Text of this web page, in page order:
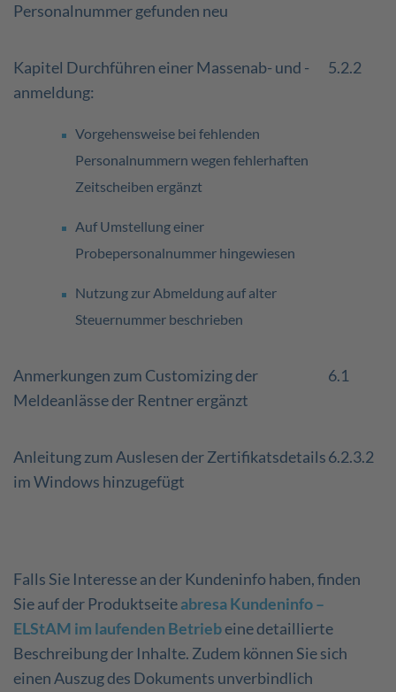
Personalnummer gefunden neu
Kapitel Durchführen einer Massenab- und -
anmeldung:
Vorgehensweise bei fehlenden
Personalnummern wegen fehlerhaften
Zeitscheiben ergänzt
Auf Umstellung einer
Probepersonalnummer hingewiesen
Nutzung zur Abmeldung auf alter
Steuernummer beschrieben
5.2.2
Anmerkungen zum Customizing der
Meldeanlässe der Rentner ergänzt
6.1
Anleitung zum Auslesen der Zertifikatsdetails
im Windows hinzugefügt
6.2.3.2
Falls Sie Interesse an der Kundeninfo haben, finden
Sie auf der Produktseiteabresa Kundeninfo –
ELStAM im laufenden Betriebeine detaillierte
Beschreibung der Inhalte. Zudem können Sie sich
einen Auszug des Dokuments unverbindlich